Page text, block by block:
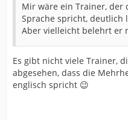
Mir wäre ein Trainer, der
Sprache spricht, deutlich
Aber vielleicht belehrt er
Es gibt nicht viele Trainer,
abgesehen, dass die
englisch spricht 😉